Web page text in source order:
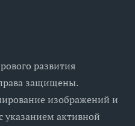
развития
защищены.
изображений и
указанием активной